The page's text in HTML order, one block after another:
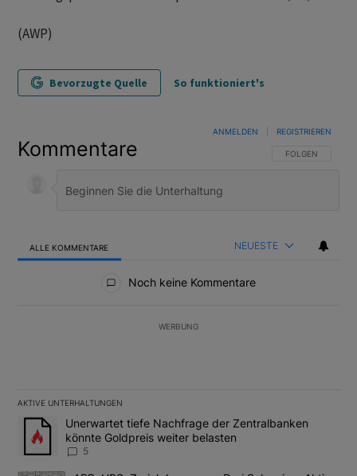
(AWP)
Bevorzugte Quelle So funktioniert's
Kommentare FOLGE DIESER
FOLGEN
ANMELDEN REGISTRIEREN
ALLE KOMMENTARE NEUESTE
Noch keine Kommentare
WERBUNG
AKTIVE UNTERHALTUNGEN
Das Folgende ist eine Liste der am meisten kommentierten
Ein Trendartikel mit dem Titel "Unerwartet tiefe Nachfrage der
Unerwartet tiefe Nachfrage der Zentralbanken
könnte Goldpreis weiter belasten
5